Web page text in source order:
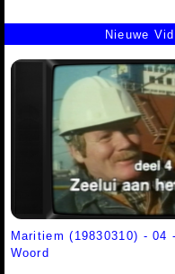
Nieuwe
Maritiem (19830310) - 04
Woord